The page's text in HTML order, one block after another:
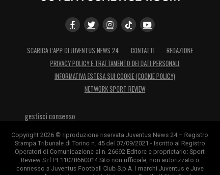
SCARICA L’APP DI JUVENTUS NEWS 24 CONTATTI
REDAZIONE
PRIVACY POLICY E TRATTAMENTO DEI DATI PERSONALI
INFORMATIVA ESTESA SUI COOKIE (COOKIE POLICY)
NETWORK SPORT REVIEW
gestisci consenso
Copyright 2026 © riproduzione riservata Juventus News 24 – Registro
Stampa Tribunale di Torino n. 45 del 07/09/2021 - Iscritto al Registro
Operatori di Comunicazione al n. 26692 Editore e proprietario: Sport
Review S.r.l P.I.11028660014 Sito non ufficiale, non autorizzato o
connesso a Juventus Football Club S.p.A. I marchi Juventus e Juve